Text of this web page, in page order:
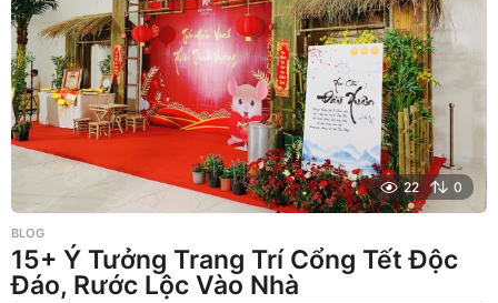
22 0
BLOG
15+ Ý Tưởng Trang Trí Cổng Tết Độc
Đáo, Rước Lộc Vào Nhà